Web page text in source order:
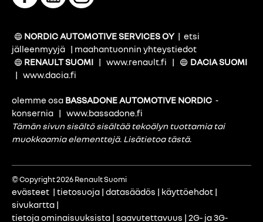
NORDIC AUTOMOTIVE SERVICES OY | etsi
jälleenmyyjä | maahantuonnin yhteystiedot
RENAULT SUOMI | www.renault.fi |
DACIA SUOMI
| www.dacia.fi
olemme osa BASSADONE AUTOMOTIVE NORDIC -
konsernia | www.bassadone.fi
Tämän sivun sisältö sisältää tekoälyn tuottamia tai
muokkaamia elementtejä. Lisätietoa tästä.
© Copyright 2026 Renault Suomi
evästeet |tietosuoja |datasäädös | käyttöehdot |
sivukartta |
tietoja ominaisuuksista |saavutettavuus |2G- ja 3G-